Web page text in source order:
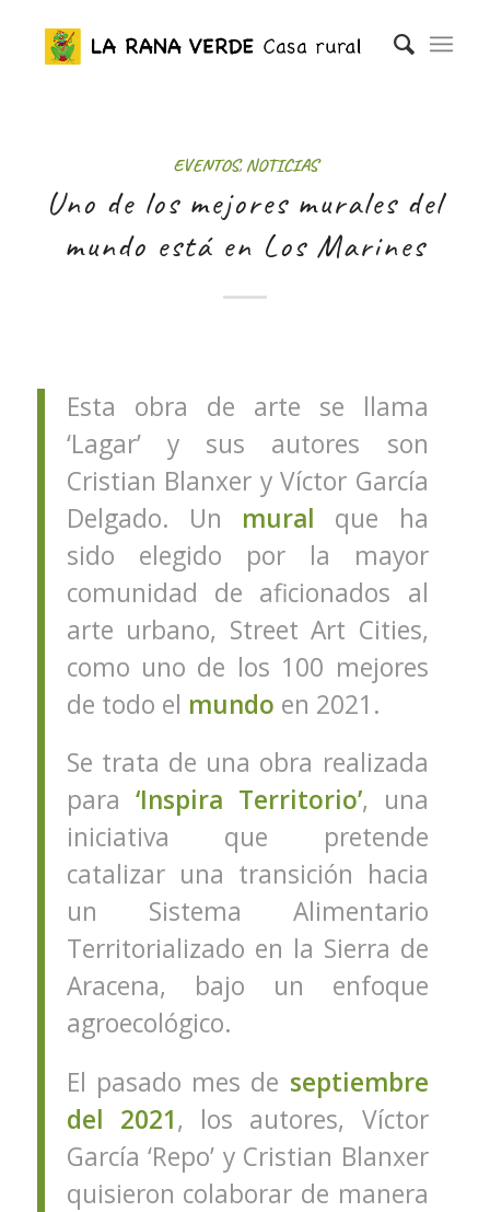
EVENTOS,NOTICIAS
Uno de los mejores murales del
mundo está en Los Marines
Esta obra de arte se llama
‘Lagar’ y sus autores son
Cristian Blanxer y Víctor García
Delgado. Un mural que ha
sido elegido por la mayor
comunidad de aficionados al
arte urbano, Street Art Cities,
como uno de los 100 mejores
de todo el mundo en 2021.
Se trata de una obra realizada
para ‘Inspira Territorio’, una
iniciativa que pretende
catalizar una transición hacia
un Sistema Alimentario
Territorializado en la Sierra de
Aracena, bajo un enfoque
agroecológico.
El pasado mes de septiembre
del 2021, los autores, Víctor
García ‘Repo’ y Cristian Blanxer
quisieron colaborar de manera